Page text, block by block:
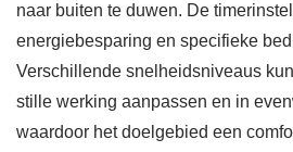
naar buiten te duwen. De
energiebesparing en specifieke
Verschillende snelheidsniveaus
stille werking aanpassen en in
waardoor het doelgebied een